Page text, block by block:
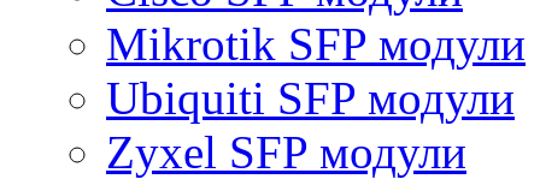
Mikrotik SFP модули
Ubiquiti SFP модули
Zyxel SFP модули